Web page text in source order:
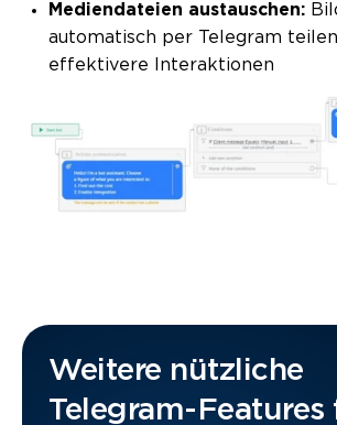
Medien­dateien austauschen:
automatisch per Telegram
effektivere Interaktionen
Weitere nützliche
Telegram-Features